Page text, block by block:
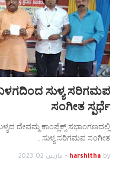
ಸುಳ್ಯ ಸರಿಗಮಪ
ಸಂಗೀತ ಸ್ಪರ್ಧೆ
ದೇವಮ್ಮ ಕಾಂಪ್ಲೆಕ್ಸ್ ಸಭಾಂಗಣದಲ್ಲಿ
ಸುಳ್ಯ ಸರಿಗಮಪ ಸಂಗೀತ …
by
harshitha
- مارس 02, 2023